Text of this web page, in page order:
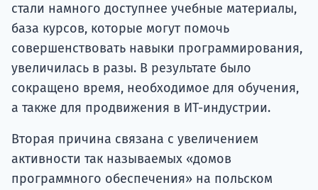
стали намного доступнее учебные материалы,
база курсов, которые могут помочь
совершенствовать навыки программирования,
увеличилась в разы. В результате было
сокращено время, необходимое для обучения,
а также для продвижения в ИТ-индустрии.
Вторая причина связана с увеличением
активности так называемых «домов
программного обеспечения» на польском